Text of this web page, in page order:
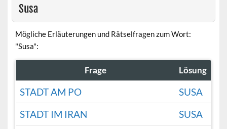
Susa
Mögliche Erläuterungen und Rätselfragen zum Wort:
"Susa":
Frage Lösung
STADT AM PO
SUSA
STADT IM IRAN
SUSA